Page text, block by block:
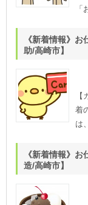
《新着情報》
助/高崎市】
着
は
《新着情報》
造/高崎市】